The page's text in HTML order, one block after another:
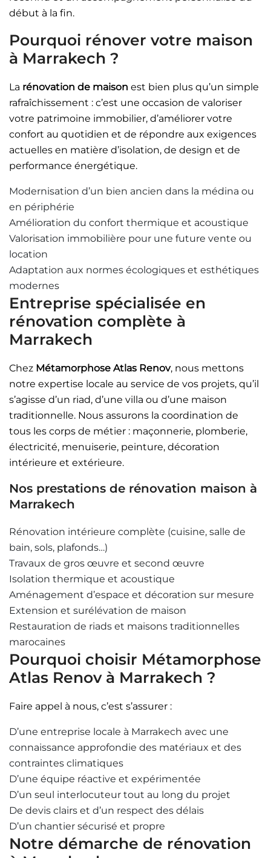
début à la fin.
Pourquoi rénover votre maison
à Marrakech ?
La rénovation de maison est bien plus qu’un simple
rafraîchissement : c’est une occasion de valoriser
votre patrimoine immobilier, d’améliorer votre
confort au quotidien et de répondre aux exigences
actuelles en matière d’isolation, de design et de
performance énergétique.
Modernisation d’un bien ancien dans la médina ou
en périphérie
Amélioration du confort thermique et acoustique
Valorisation immobilière pour une future vente ou
location
Adaptation aux normes écologiques et esthétiques
modernes
Entreprise spécialisée en
rénovation complète à
Marrakech
Chez Métamorphose Atlas Renov, nous mettons
notre expertise locale au service de vos projets, qu’il
s’agisse d’un riad, d’une villa ou d’une maison
traditionnelle. Nous assurons la coordination de
tous les corps de métier : maçonnerie, plomberie,
électricité, menuiserie, peinture, décoration
intérieure et extérieure.
Nos prestations de rénovation maison à
Marrakech
Rénovation intérieure complète (cuisine, salle de
bain, sols, plafonds…)
Travaux de gros œuvre et second œuvre
Isolation thermique et acoustique
Aménagement d’espace et décoration sur mesure
Extension et surélévation de maison
Restauration de riads et maisons traditionnelles
marocaines
Pourquoi choisir Métamorphose
Atlas Renov à Marrakech ?
Faire appel à nous, c’est s’assurer :
D’une entreprise locale à Marrakech avec une
connaissance approfondie des matériaux et des
contraintes climatiques
D’une équipe réactive et expérimentée
D’un seul interlocuteur tout au long du projet
De devis clairs et d’un respect des délais
D’un chantier sécurisé et propre
Notre démarche de rénovation